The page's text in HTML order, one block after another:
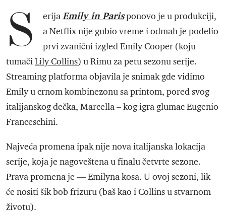
S erijaEmily in Parisponovo je u produkciji,
a Netflix nije gubio vreme i odmah je podelio
prvi zvanični izgled Emily Cooper (koju
tumačiLily Collins) u Rimu za petu sezonu serije.
Streaming platforma objavila je snimak gde vidimo
Emily u crnom kombinezonu sa printom, pored svog
italijanskog dečka, Marcella – kog igra glumac Eugenio
Franceschini.
Najveća promena ipak nije nova italijanska lokacija
serije, koja je nagoveštena u finalu četvrte sezone.
Prava promena je — Emilyna kosa. U ovoj sezoni, lik
će nositi šik bob frizuru (baš kao i Collins u stvarnom
životu).